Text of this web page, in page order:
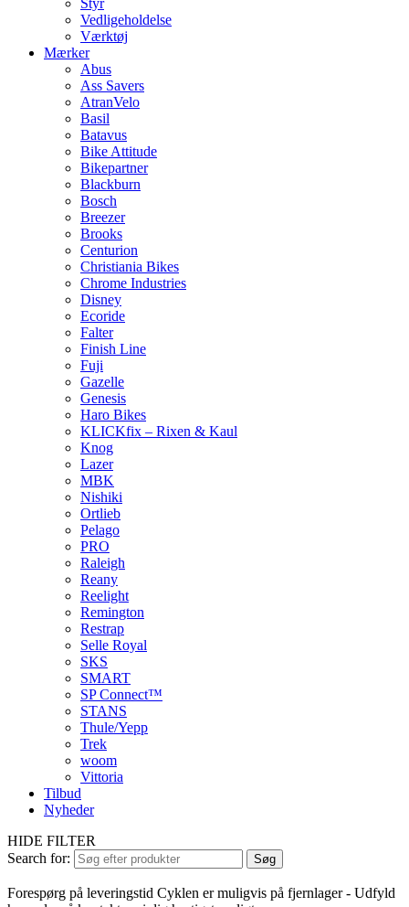
Vedligeholdelse
Værktøj
Mærker
Abus
Ass Savers
AtranVelo
Basil
Batavus
Bike Attitude
Bikepartner
Blackburn
Bosch
Breezer
Brooks
Centurion
Christiania Bikes
Chrome Industries
Disney
Ecoride
Falter
Finish Line
Fuji
Gazelle
Genesis
Haro Bikes
KLICKfix – Rixen & Kaul
Knog
Lazer
MBK
Nishiki
Ortlieb
Pelago
PRO
Raleigh
Reany
Reelight
Remington
Restrap
Selle Royal
SKS
SMART
SP Connect™
STANS
Thule/Yepp
Trek
woom
Vittoria
Tilbud
Nyheder
HIDE FILTER
Search for:
Søg
Forespørg på leveringstid Cyklen er muligvis på fjernlager - Udfyld